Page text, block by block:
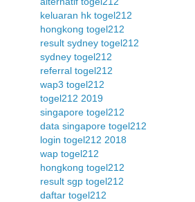
keluaran hk togel212
hongkong togel212
result sydney togel212
sydney togel212
referral togel212
wap3 togel212
togel212 2019
singapore togel212
data singapore togel212
login togel212 2018
wap togel212
hongkong togel212
result sgp togel212
daftar togel212